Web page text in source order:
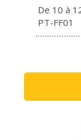
De 10 à
PT-FF01